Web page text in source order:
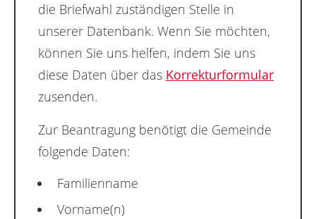
die Briefwahl zuständigen Stelle in
unserer Datenbank. Wenn Sie möchten,
können Sie uns helfen, indem Sie uns
diese Daten über das Korrekturformular
zusenden.
Zur Beantragung benötigt die Gemeinde
folgende Daten:
Familienname
Vorname(n)